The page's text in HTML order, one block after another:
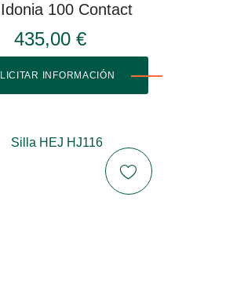
100 Contact
435,00 €
INFORMACIÓN